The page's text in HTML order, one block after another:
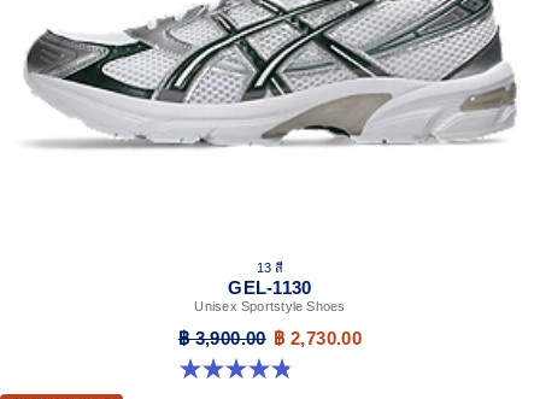
13 สี
GEL-1130
Unisex Sportstyle Shoes
฿ 3,900.00 ฿ 2,730.00
4.8 จาก 5 ดาว 401 รีวิว